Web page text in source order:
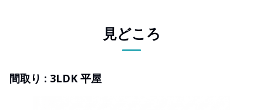
見どころ
間取り : 3LDK 平屋